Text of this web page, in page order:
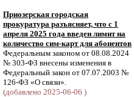
Приозерская городская
прокуратура разъясняет, что с 1
апреля 2025 года введен лимит на
количество сим-карт для абонентов
Федеральным законом от 08.08.2024
№ 303-ФЗ внесены изменения в
Федеральный закон от 07.07.2003 №
126-ФЗ «О связи».
(добавлено 2025-06-06 )